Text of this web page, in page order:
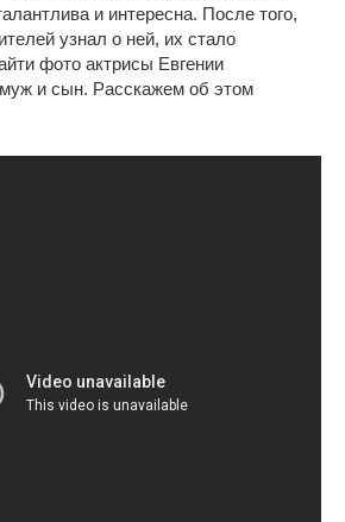
и интересна. После того,
узнал о ней, их стало
фото актрисы Евгении
и сын. Расскажем об этом